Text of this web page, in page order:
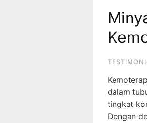
TESTIMONI
dalam
tingkat
Dengan